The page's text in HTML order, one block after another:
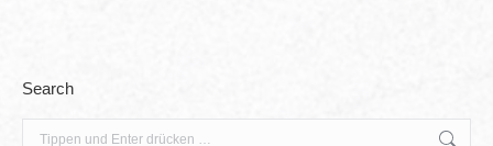
Search
Search: